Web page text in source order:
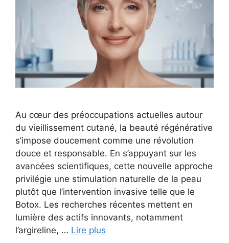
Au cœur des préoccupations actuelles autour
du vieillissement cutané, la beauté régénérative
s’impose doucement comme une révolution
douce et responsable. En s’appuyant sur les
avancées scientifiques, cette nouvelle approche
privilégie une stimulation naturelle de la peau
plutôt que l’intervention invasive telle que le
Botox. Les recherches récentes mettent en
lumière des actifs innovants, notamment
l’argireline, … Lire plus